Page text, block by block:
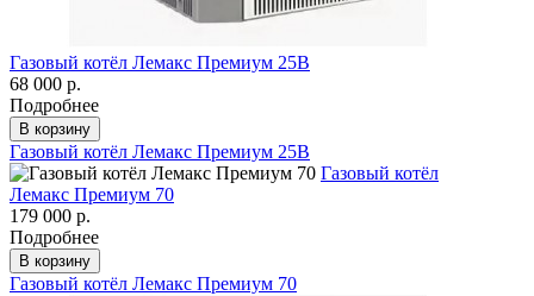
Газовый котёл Лемакс Премиум 25В
68 000 р.
Подробнее
В корзину
Газовый котёл Лемакс Премиум 25В
Газовый котёл
Лемакс Премиум 70
179 000 р.
Подробнее
В корзину
Газовый котёл Лемакс Премиум 70